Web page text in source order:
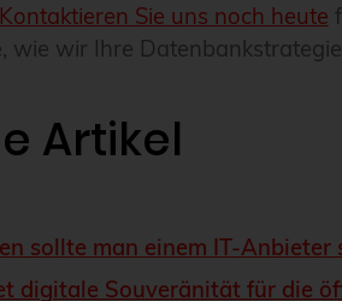
Kontaktieren Sie uns noch heute
wie wir Ihre
Artikel
sollte man einem IT-Anbieter
digitale Souveränität für die